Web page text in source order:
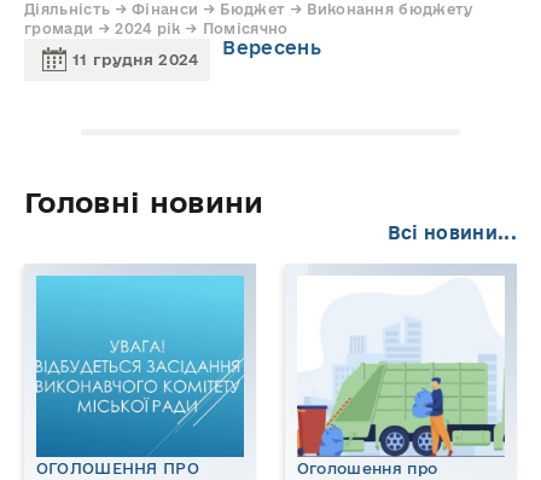
Діяльність → Фінанси → Бюджет → Виконання бюджету
громади → 2024 рік → Помісячно
11 грудня 2024
Вересень
Головні новини
Всі новини...
ОГОЛОШЕННЯ ПРО
Оголошення про